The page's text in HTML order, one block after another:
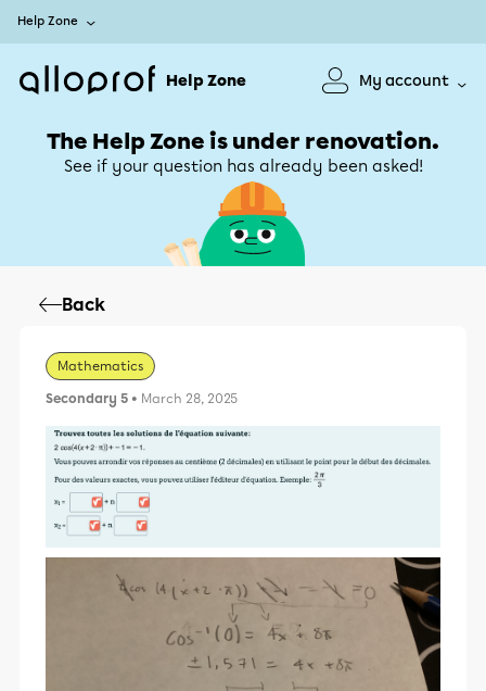
Help Zone
Help Zone My account
The Help Zone is under renovation.
See if your question has already been asked!
Back
Mathematics
Secondary 5 • March 28, 2025